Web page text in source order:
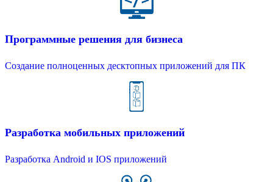
Программные решения для бизнеса
Создание полноценных десктопных приложений для ПК
Разработка мобильных приложений
Разработка Android и IOS приложений